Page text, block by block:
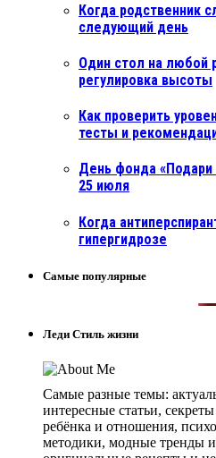
Когда родственник
следующий день
Один стол на любой
регулировка высоты
Как проверить
тесты и
День фонда «Подари
25 июля
Когда
гипергидрозе
Самые популярные
Леди Стиль жизни
Самые разные темы:
интересные статьи,
ребёнка и отношения,
методики, модные тренды